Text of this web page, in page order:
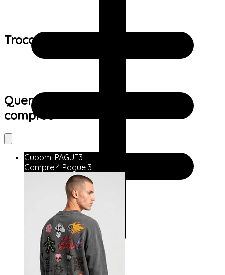
Trocas e devoluções:
Quem viu este produto também
comprou